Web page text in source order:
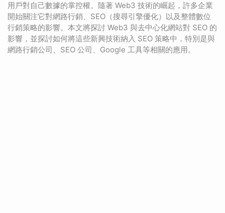
用戶對自己數據的掌控權。隨著 Web3 技術的崛起，許多企業
開始關注它對網路行銷、SEO（搜尋引擎優化）以及整體數位
行銷策略的影響。本文將探討 Web3 與去中心化網站對 SEO 的
影響，並探討如何將這些新興技術納入 SEO 策略中，特別是與
網路行銷公司、SEO 公司、Google 工具等相關的應用。